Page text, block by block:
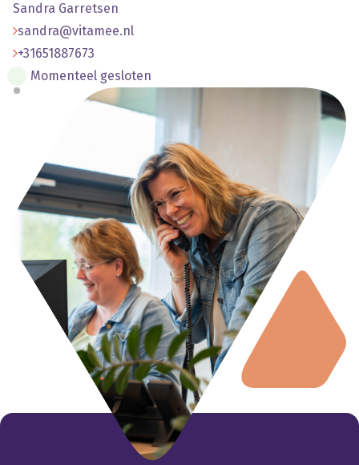
Sandra Garretsen
sandra@vitamee.nl
+31651887673
Momenteel gesloten